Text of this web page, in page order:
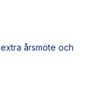
årsmöte och